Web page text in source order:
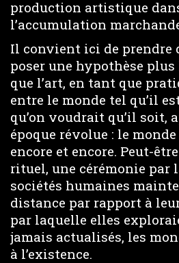
production artistique
l’accumulation
Il convient ici de prendre
poser une hypothèse plus
que l’art, en tant que
entre le monde tel qu’il
qu’on voudrait qu’il soit,
époque révolue : le monde
encore et encore. Peut-
rituel, une cérémonie par
sociétés humaines
distance par rapport à
par laquelle elles
jamais actualisés, les
à l’existence.